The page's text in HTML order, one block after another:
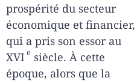
prospérité du secteur
économique et financier,
qui a pris son essor au
XVI e siècle. À cette
époque, alors que la